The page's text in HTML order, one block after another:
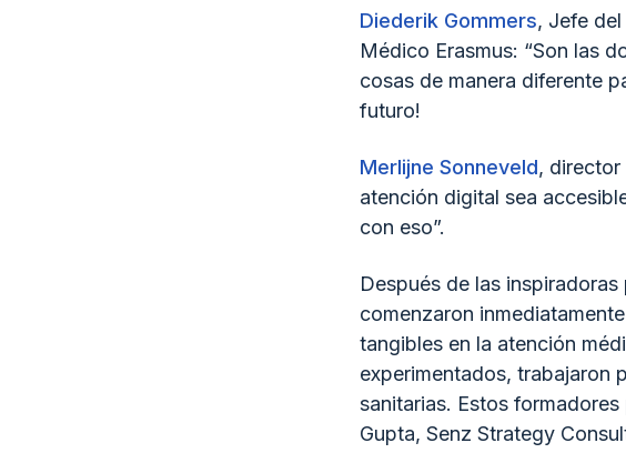
Diederik Gommers, Jefe
Médico Erasmus: “Son las
cosas de manera diferente
futuro!
Merlijne Sonneveld, director
atención digital sea
con eso”.
Después de las
comenzaron
tangibles en la atención
experimentados, trabajaron
sanitarias. Estos
Gupta, Senz Strategy